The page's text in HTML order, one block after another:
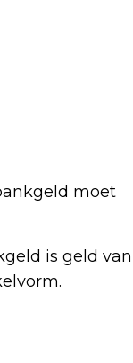
moet
is geld van